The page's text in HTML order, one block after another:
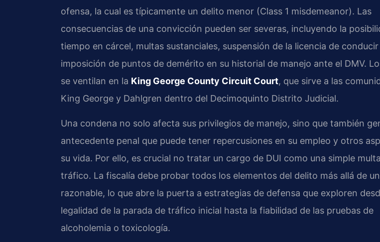
ofensa, la cual es típicamente un delito menor (Class 1 misdemeanor). Las
consecuencias de una convicción pueden ser severas, incluyendo la
tiempo en cárcel, multas sustanciales, suspensión de la licencia de conducir
imposición de puntos de demérito en su historial de manejo ante el DMV.
se ventilan en la King George County Circuit Court, que sirve a las
King George y Dahlgren dentro del Decimoquinto Distrito Judicial.
Una condena no solo afecta sus privilegios de manejo, sino que también
antecedente penal que puede tener repercusiones en su empleo y otros
su vida. Por ello, es crucial no tratar un cargo de DUI como una simple
tráfico. La fiscalía debe probar todos los elementos del delito más allá de
razonable, lo que abre la puerta a estrategias de defensa que exploren
legalidad de la parada de tráfico inicial hasta la fiabilidad de las pruebas de
alcoholemia o toxicología.